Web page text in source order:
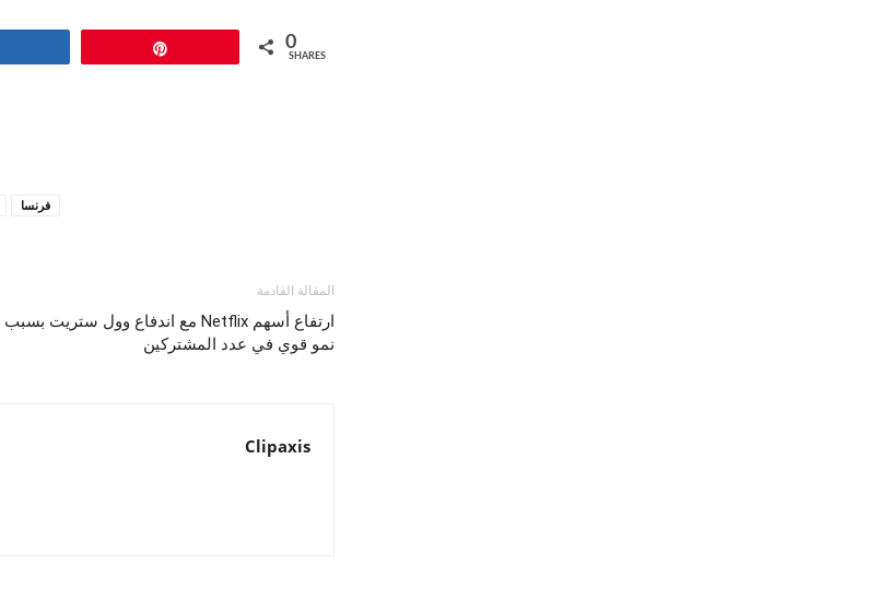
0
SHARES
فرنسا
المقالة القادمة
ارتفاع أسهم Netflix مع اندفاع وول ستريت بسبب
نمو قوي في عدد المشتركين
Clipaxis